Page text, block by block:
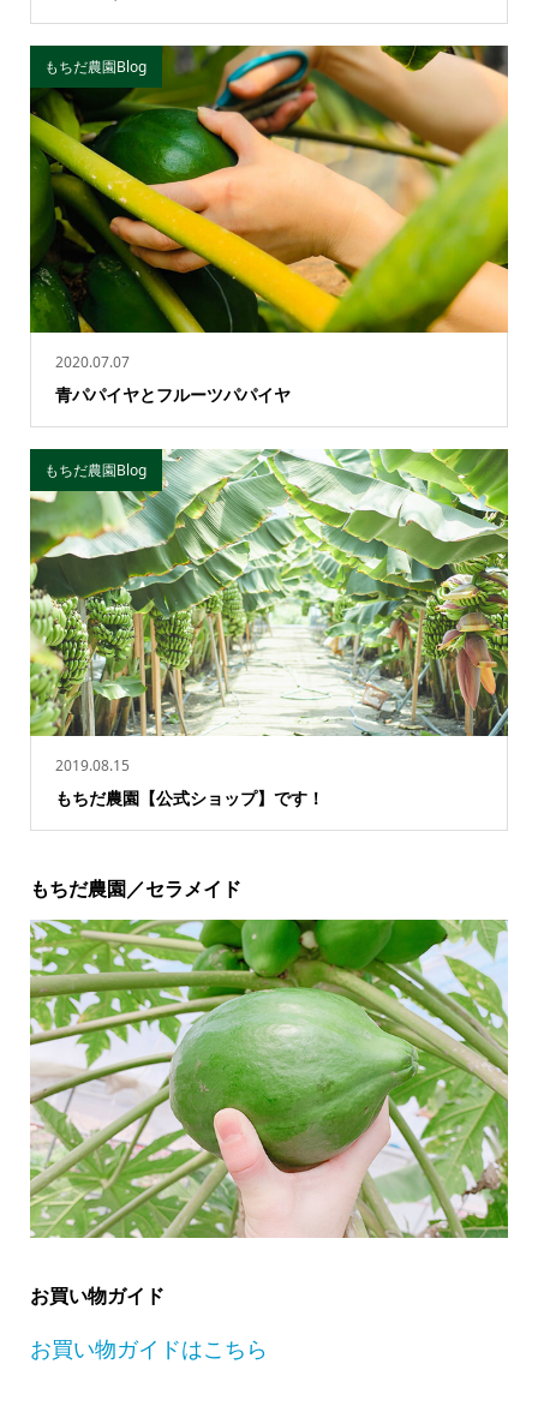
2020.07.07
青パパイヤとフルーツパパイヤ
もちだ農園Blog
2019.08.15
もちだ農園【公式ショップ】です！
もちだ農園Blog
もちだ農園／セラメイド
お買い物ガイド
お買い物ガイドはこちら